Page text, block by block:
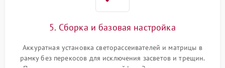
5. Сборка и базовая настройка
Аккуратная установка светорассеивателей и матрицы в
рамку без перекосов для исключения засветов и трещин.